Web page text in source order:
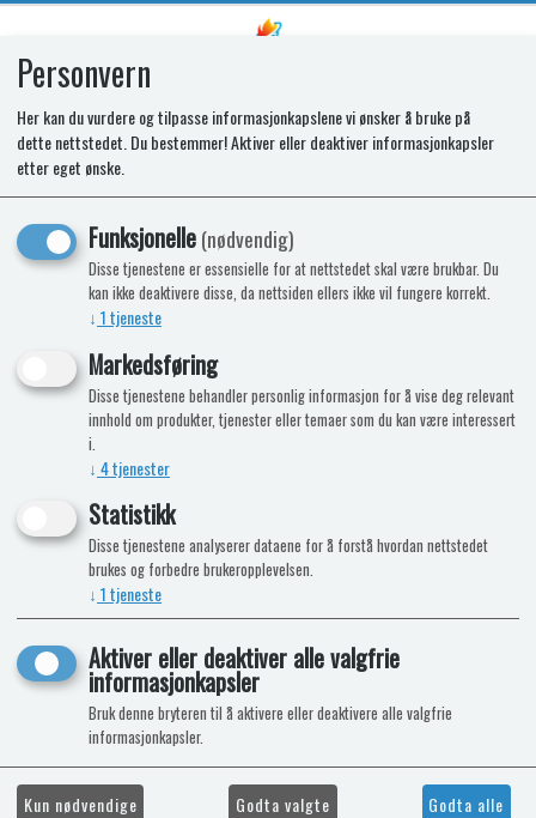
SR DOOR SWING KIT CURVED
N3000E/N4000E+
Personvern
Her kan du vurdere og tilpasse informasjonkapslene vi ønsker å bruke på
dette nettstedet. Du bestemmer! Aktiver eller deaktiver informasjonkapsler
etter eget ønske.
Funksjonelle(nødvendig)
Disse tjenestene er essensielle for at nettstedet skal være brukbar. Du
kan ikke deaktivere disse, da nettsiden ellers ikke vil fungere korrekt.
↓ 1tjeneste
Markedsføring
Disse tjenestene behandler personlig informasjon for å vise deg relevant
innhold om produkter, tjenester eller temaer som du kan være interessert
i.
↓ 4tjenester
Statistikk
Disse tjenestene analyserer dataene for å forstå hvordan nettstedet
brukes og forbedre brukeropplevelsen.
↓ 1tjeneste
Aktiver eller deaktiver alle valgfrie
informasjonkapsler
Bruk denne bryteren til å aktivere eller deaktivere alle valgfrie
informasjonkapsler.
Kun nødvendige Godta valgte Godta alle